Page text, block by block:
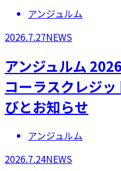
アンジュルム
2026.7.27NEWS
アンジュルム
コーラスクレジ
びとお知らせ
アンジュルム
2026.7.24NEWS